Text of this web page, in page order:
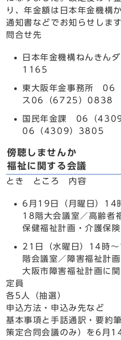
り、年金額は日本年金機構
通知書などでお知らせします
問合せ先
日本年金機構ねんき
1165
東大阪年金事務所 06
ス06（6725）0838
国民年金課 06（
06（4309）3805
傍聴しませんか
福祉に関する会議
とき ところ 内容
6月19日（月曜日）14
18階大会議室／高齢者
保健福祉計画・介護保
21日（水曜日）14時
階会議室／障害福祉計
大阪市障害福祉計画に関
定員
各5人（抽選）
申込方法・申込み先など
基本事項と手話通訳・要約
策定合同会議のみ）を6月